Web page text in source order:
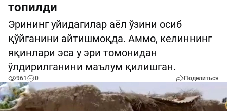
топилди
Эрининг уйидагилар аёл ўзини осиб
қўйганини айтишмоқда. Аммо, келиннинг
яқинлари эса у эри томонидан
ўлдирилганини маълум қилишган.
961 0 Поделиться